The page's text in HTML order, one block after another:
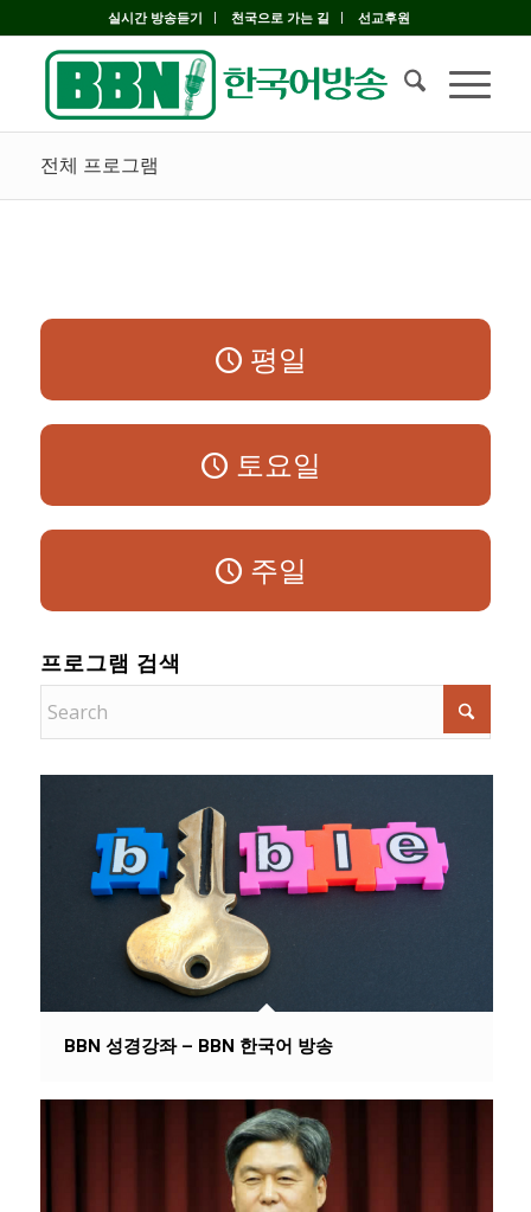
실시간 방송듣기 천국으로 가는 길 선교후원
전체 프로그램
평일
토요일
주일
프로그램 검색
BBN 성경강좌 – BBN 한국어 방송